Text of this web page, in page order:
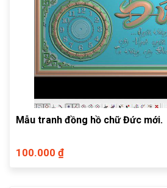
Mẫu tranh đồng hồ chữ Đức mới.
100.000 ₫